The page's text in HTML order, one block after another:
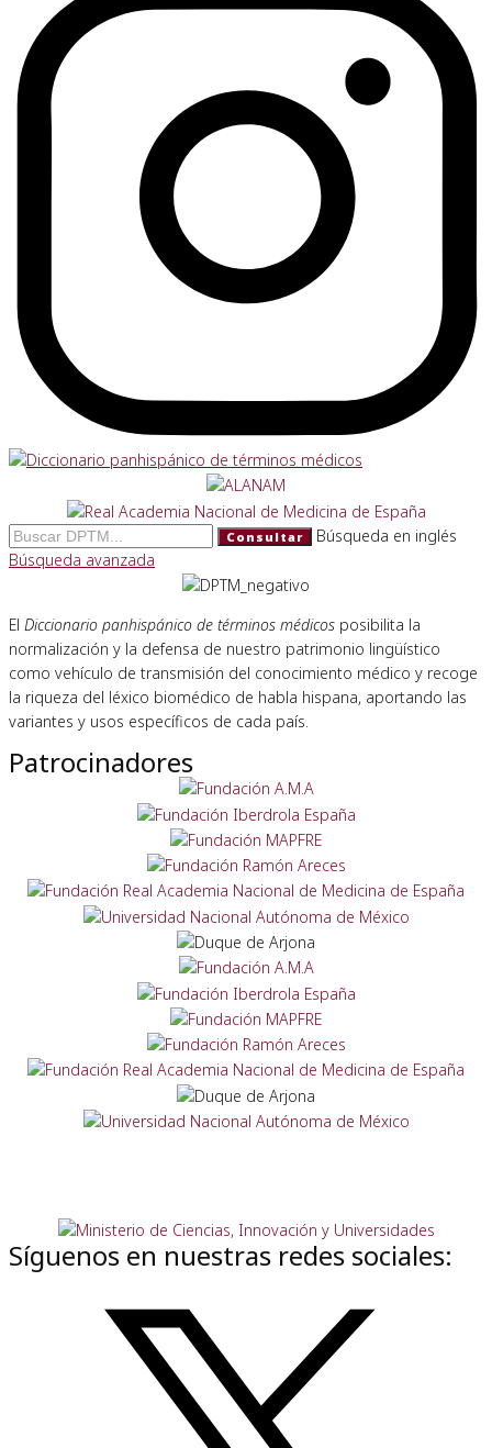
Consultar
Búsqueda en inglés
Búsqueda avanzada
El Diccionario panhispánico de términos médicos posibilita la
normalización y la defensa de nuestro patrimonio lingüístico
como vehículo de transmisión del conocimiento médico y recoge
la riqueza del léxico biomédico de habla hispana, aportando las
variantes y usos específicos de cada país.
Patrocinadores
Síguenos en nuestras redes sociales: